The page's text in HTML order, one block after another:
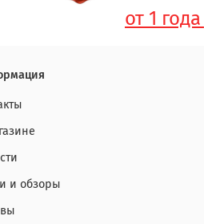
от 1
и обзоры